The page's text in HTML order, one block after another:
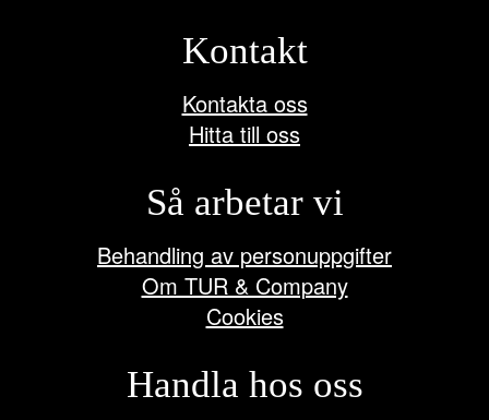
Kontakt
Kontakta oss
Hitta till oss
Så arbetar vi
Behandling av personuppgifter
Om TUR & Company
Cookies
Handla hos oss